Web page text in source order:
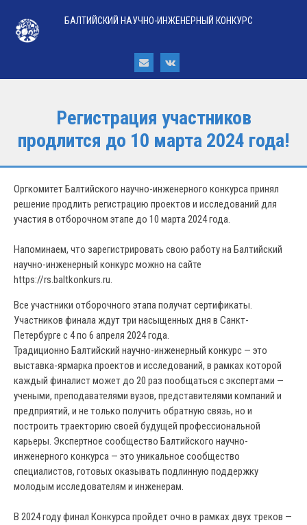
БАЛТИЙСКИЙ НАУЧНО-ИНЖЕНЕРНЫЙ КОНКУРС
Регистрация участников
продлится до 10 марта 2024 года!
Оргкомитет Балтийского научно-инженерного конкурса принял
решение продлить регистрацию проектов и исследований для
участия в отборочном этапе до 10 марта 2024 года.
Напоминаем, что зарегистрировать свою работу на Балтийский
научно-инженерный конкурс можно на сайте
https://rs.baltkonkurs.ru.
Все участники отборочного этапа получат сертификаты.
Участников финала ждут три насыщенных дня в Санкт-
Петербурге с 4 по 6 апреля 2024 года.
Традиционно Балтийский научно-инженерный конкурс — это
выставка-ярмарка проектов и исследований, в рамках которой
каждый финалист может до 20 раз пообщаться с экспертами —
учеными, преподавателями вузов, представителями компаний и
предприятий, и не только получить обратную связь, но и
построить траекторию своей будущей профессиональной
карьеры. Экспертное сообщество Балтийского научно-
инженерного конкурса — это уникальное сообщество
специалистов, готовых оказывать подлинную поддержку
молодым исследователям и инженерам.
В 2024 году финал Конкурса пройдет очно в рамках двух треков —